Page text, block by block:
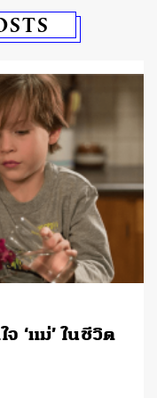
จ ‘แม่’ ในชีวิต